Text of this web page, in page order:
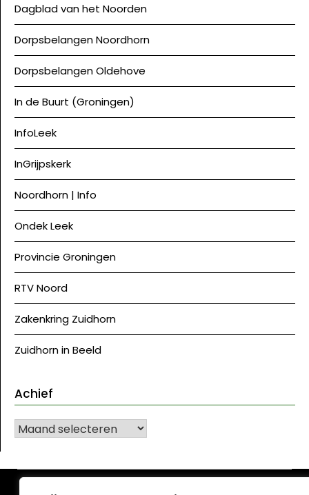
Dagblad van het Noorden
Dorpsbelangen Noordhorn
Dorpsbelangen Oldehove
In de Buurt (Groningen)
InfoLeek
InGrijpskerk
Noordhorn | Info
Ondek Leek
Provincie Groningen
RTV Noord
Zakenkring Zuidhorn
Zuidhorn in Beeld
Achief
Achief